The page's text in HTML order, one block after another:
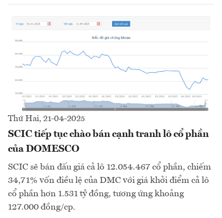
Thứ Hai, 21-04-2025
SCIC tiếp tục chào bán cạnh tranh lô cổ phần
của DOMESCO
SCIC sẽ bán đấu giá cả lô 12.054.467 cổ phần, chiếm
34,71% vốn điều lệ của DMC với giá khởi điểm cả lô
cổ phần hơn 1.531 tỷ đồng, tương ứng khoảng
127.000 đồng/cp.